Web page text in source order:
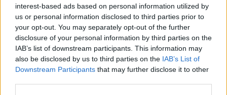
interest-based ads based on personal information utilized by
us or personal information disclosed to third parties prior to
your opt-out. You may separately opt-out of the further
disclosure of your personal information by third parties on the
IAB’s list of downstream participants. This information may
also be disclosed by us to third parties on the IAB’s List of
Downstream Participants that may further disclose it to other
Elektromosautó-töltés
Greenway